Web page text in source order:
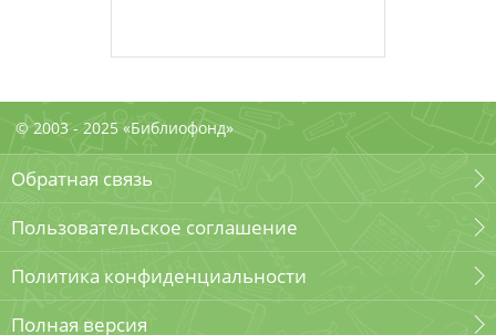
© 2003 - 2025 «Библиофонд»
Обратная связь
Пользовательское соглашение
Политика конфиденциальности
Полная версия